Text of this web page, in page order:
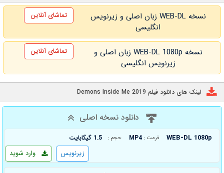
نسخه WEB-DL زبان اصلی و زیرنویس
انگلیسی
تماشای آنلاین
نسخه WEB-DL 1080p زبان اصلی و
زیرنویس انگلیسی
تماشای آنلاین
لینک های دانلود فیلم Demons Inside Me 2019
دانلود نسخه اصلی
WEB-DL 1080p فرمت : MP4 حجم : 1.5 گیگابایت
وارد شوید زیرنویس